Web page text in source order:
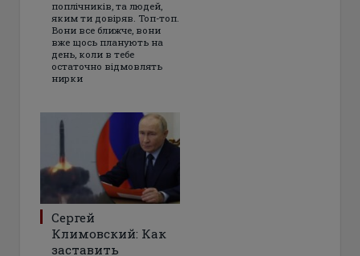
поплічників, та людей,
яким ти довіряв. Топ-топ.
Вони все ближче, вони
вже щось планують на
день, коли в тебе
остаточно відмовлять
нирки
Сергей
Климовский: Как
заставить